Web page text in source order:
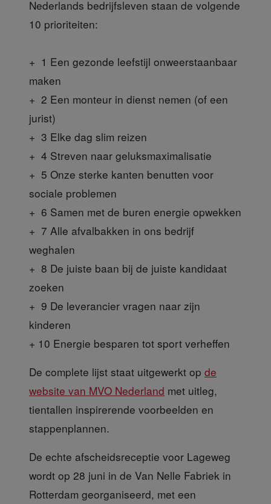
Nederlands bedrijfsleven staan de volgende
10 prioriteiten:
+ 1 Een gezonde leefstijl onweerstaanbaar
maken
+ 2 Een monteur in dienst nemen (of een
jurist)
+ 3 Elke dag slim reizen
+ 4 Streven naar geluksmaximalisatie
+ 5 Onze sterke kanten benutten voor
sociale problemen
+ 6 Samen met de buren energie opwekken
+ 7 Alle afvalbakken in ons bedrijf
weghalen
+ 8 De juiste baan bij de juiste kandidaat
zoeken
+ 9 De leverancier vragen naar zijn
kinderen
+ 10 Energie besparen tot sport verheffen
De complete lijst staat uitgewerkt op de
website van MVO Nederland met uitleg,
tientallen inspirerende voorbeelden en
stappenplannen.
De echte afscheidsreceptie voor Lageweg
wordt op 28 juni in de Van Nelle Fabriek in
Rotterdam georganiseerd, met een